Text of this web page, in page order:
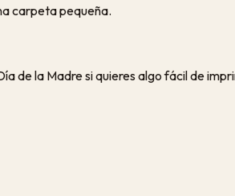
carpeta pequeña.
de la Madre si quieres algo fácil de